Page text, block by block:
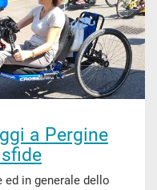
a Pergine
ed in generale dello